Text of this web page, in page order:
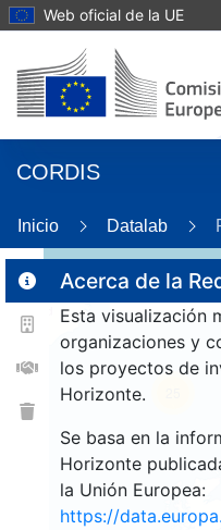
Web oficial de la UE
CORDIS
Inicio Datalab
Acerca de la
Esta visualización
organizaciones y
los proyectos de
Horizonte.
Se basa en la
Horizonte
la Unión Europea:
https://